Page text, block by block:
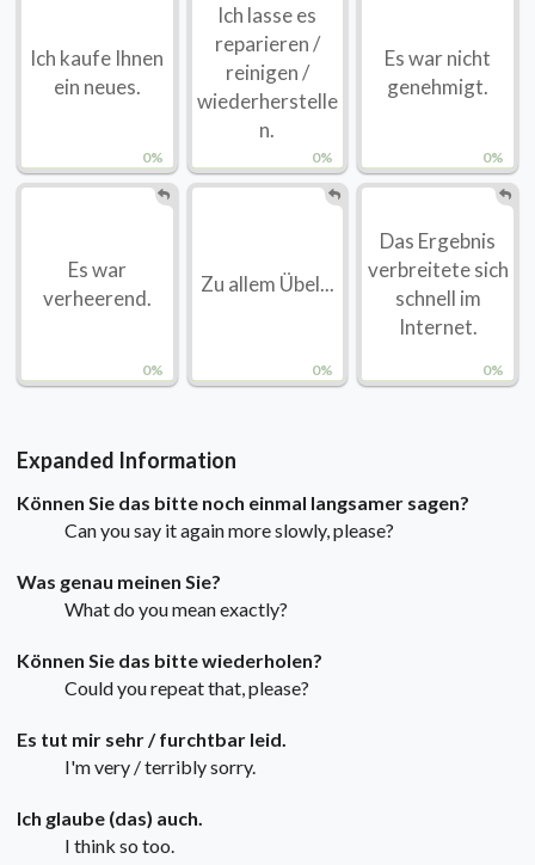
0%
Ich kaufe Ihnen
ein neues.
0%
Ich lasse es
reparieren /
reinigen /
wiederherstelle
n.
0%
Es war nicht
genehmigt.
0%
Es war
verheerend.
0%
Zu allem Übel...
0%
Das Ergebnis
verbreitete sich
schnell im
Internet.
Expanded Information
Können Sie das bitte noch einmal langsamer sagen?
Can you say it again more slowly, please?
Was genau meinen Sie?
What do you mean exactly?
Können Sie das bitte wiederholen?
Could you repeat that, please?
Es tut mir sehr / furchtbar leid.
I'm very / terribly sorry.
Ich glaube (das) auch.
I think so too.